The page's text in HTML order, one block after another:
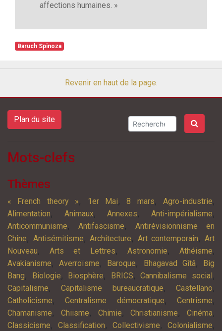
affections humaines. »
Baruch Spinoza
Revenir en haut de la page.
Plan du site
Mots-clefs
Thèmes
« French theory », 1er Mai,8 mars, Agro-industrie,
Alimentation, Animaux,Annexes,Anti-impérialisme,
Anticommunisme, Antifascisme, Antirévisionnisme en
Chine, Antisémitisme,Architecture, Art contemporain,Art
Nouveau,Arts et Lettres, Astronomie,Athéisme,
Avakianisme,Averroïsme, Baroque, Bhagavad Gîtâ,
Big
Bang, Biologie, Biosphère, BRICS,Cannibalisme social ,
Capitalisme,Capitalisme bureaucratique,Castellano,
Catholicisme,Centralisme démocratique,Centrisme,
Chamanisme, Chiisme, Chimie,Christianisme, Cinéma,
Classicisme, Classification, Collectivisme, Colonialisme,